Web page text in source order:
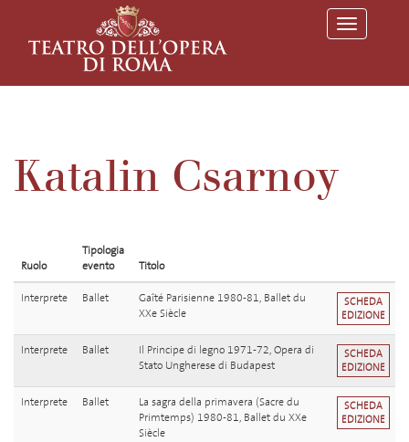
T
o
l
Katalin Csarnoy
Ruolo
Tipologia
evento
Titolo
Interprete Ballet
Gaîté Parisienne 1980-81, Ballet du
XXe Siècle
SCHEDA
EDIZIONE
Interprete Ballet
Il Principe di legno 1971-72, Opera di
Stato Ungherese di Budapest
SCHEDA
EDIZIONE
Interprete Ballet
La sagra della primavera (Sacre du
Primtemps) 1980-81, Ballet du XXe
Siècle
SCHEDA
EDIZIONE